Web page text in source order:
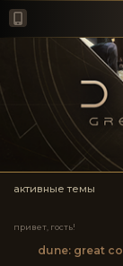
активные темы
привет, гость!
dune: great